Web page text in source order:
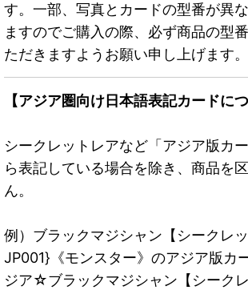
す。一部、写真とカードの型番が異
ますのでご購入の際、必ず商品の型
ただきますようお願い申し上げます。
【アジア圏向け日本語表記カードにつ
シークレットレアなど「アジア版カ
ら表記している場合を除き、商品を
ん。
例）ブラックマジシャン【シークレ
JP001}《モンスター》のアジア版カ
ジア☆ブラックマジシャン【シーク